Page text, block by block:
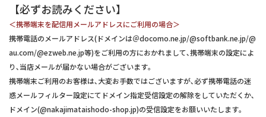
【必ずお読みください】
＜携帯端末を配信用メールアドレスにご利用の場合＞
携帯電話のメールアドレス(ドメインは＠docomo.ne.jp/@softbank.ne.jp/@
au.com/@ezweb.ne.jp等)をご利用の方におかれまして､携帯端末の設定によ
り､当店メールが届かない場合がございます｡
携帯端末ご利用のお客様は､大変お手数ではございますが､必ず携帯電話の迷
惑メールフィルター設定にてドメイン指定受信設定の解除をしていただくか､
ドメイン(@nakajimataishodo-shop.jp)の受信設定をお願いいたします｡